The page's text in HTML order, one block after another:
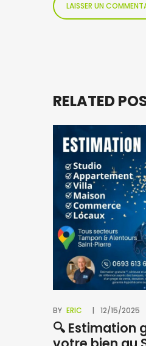
RELATED
BY ERIC 12/15/2025
🔍 Estimation